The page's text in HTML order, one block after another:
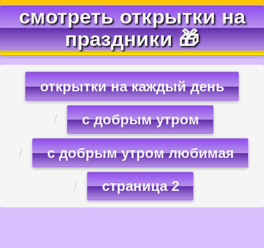
смотреть открытки на
праздники 🎁
открытки на каждый день
с добрым утром
с добрым утром любимая
страница 2